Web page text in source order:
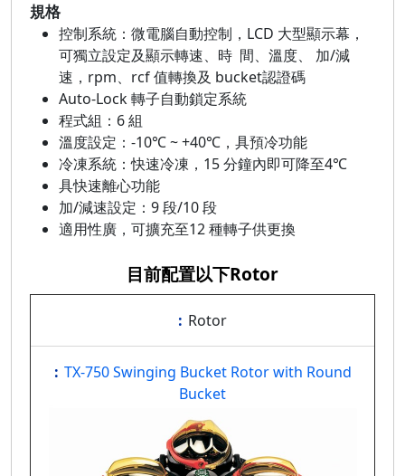
規格
控制系統：微電腦自動控制，LCD 大型顯示幕，
可獨立設定及顯示轉速、時 間、溫度、 加/減
速，rpm、rcf 值轉換及 bucket認證碼
Auto-Lock 轉子自動鎖定系統
程式組：6 組
溫度設定：-10℃ ~ +40℃，具預冷功能
冷凍系統：快速冷凍，15 分鐘內即可降至4℃
具快速離心功能
加/減速設定：9 段/10 段
適用性廣，可擴充至12 種轉子供更換
目前配置以下Rotor
Rotor
TX-750 Swinging Bucket Rotor with Round
Bucket